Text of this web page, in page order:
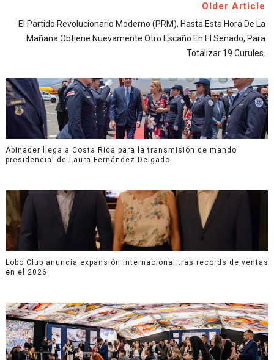
Older Article
El Partido Revolucionario Moderno (PRM), Hasta Esta Hora De La
Mañana Obtiene Nuevamente Otro Escaño En El Senado, Para
Totalizar 19 Curules.
Abinader llega a Costa Rica para la transmisión de mando
presidencial de Laura Fernández Delgado
Lobo Club anuncia expansión internacional tras records de ventas
en el 2026